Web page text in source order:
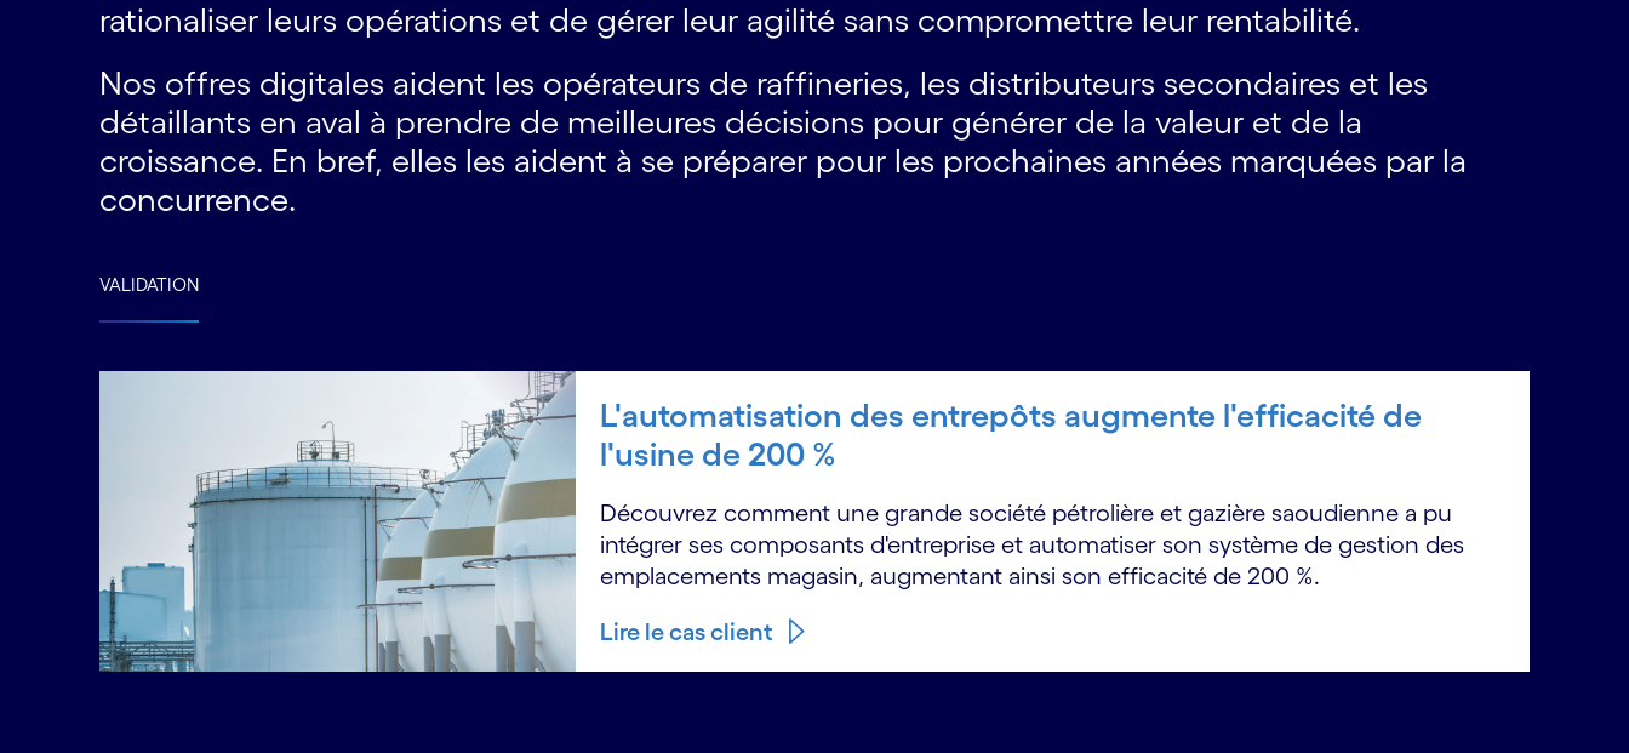
rationaliser leurs opérations et de gérer leur agilité sans compromettre leur rentabilité.
Nos offres digitales aident les opérateurs de raffineries, les distributeurs secondaires et les
détaillants en aval à prendre de meilleures décisions pour générer de la valeur et de la
croissance. En bref, elles les aident à se préparer pour les prochaines années marquées par la
concurrence.
VALIDATION
L'automatisation des entrepôts augmente l'efficacité de
l'usine de 200 %
Découvrez comment une grande société pétrolière et gazière saoudienne a pu
intégrer ses composants d'entreprise et automatiser son système de gestion des
emplacements magasin, augmentant ainsi son efficacité de 200 %.
Lire le cas client